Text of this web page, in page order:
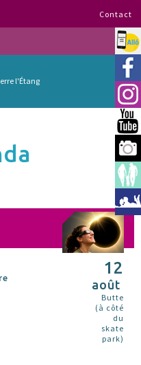
Contact
l'Étang
Allo
12
août
Butte
(à côté
du
skate
park)